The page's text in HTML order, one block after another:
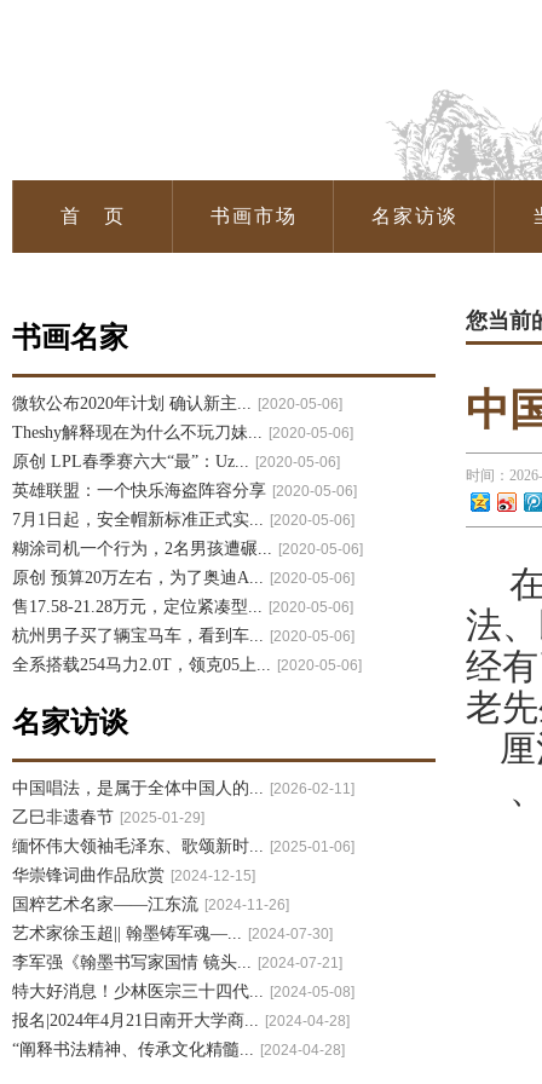
首 页 书画市场 名家访谈
书画名家
微软公布2020年计划 确认新主... [2020-05-06]
Theshy解释现在为什么不玩刀妹... [2020-05-06]
原创 LPL春季赛六大“最”：Uz... [2020-05-06]
英雄联盟：一个快乐海盗阵容分享 [2020-05-06]
7月1日起，安全帽新标准正式实... [2020-05-06]
糊涂司机一个行为，2名男孩遭碾... [2020-05-06]
原创 预算20万左右，为了奥迪A... [2020-05-06]
售17.58-21.28万元，定位紧凑型... [2020-05-06]
杭州男子买了辆宝马车，看到车... [2020-05-06]
全系搭载254马力2.0T，领克05上... [2020-05-06]
名家访谈
中国唱法，是属于全体中国人的... [2026-02-11]
乙巳非遗春节 [2025-01-29]
缅怀伟大领袖毛泽东、歌颂新时... [2025-01-06]
华崇锋词曲作品欣赏 [2024-12-15]
国粹艺术名家——江东流 [2024-11-26]
艺术家徐玉超|| 翰墨铸军魂—... [2024-07-30]
李军强《翰墨书写家国情 镜头... [2024-07-21]
特大好消息！少林医宗三十四代... [2024-05-08]
报名|2024年4月21日南开大学商... [2024-04-28]
“阐释书法精神、传承文化精髓... [2024-04-28]
您当前
中
时间：
法
经
老